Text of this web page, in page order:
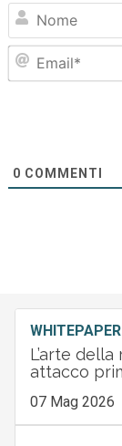
0 COMMENTI
WHITEPAPER
L’arte
attacco
07 Mag 2026